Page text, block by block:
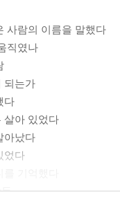
사람의 이름을 말했다
직였나
되는가
다
살아 있었다
아났다
었다